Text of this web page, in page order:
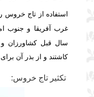
استفاده از تاج خروس
غرب آفریقا و جنوب
سال قبل کشاورزان و
کاشتند و از بذر آن
تکثیر تاج خروس: